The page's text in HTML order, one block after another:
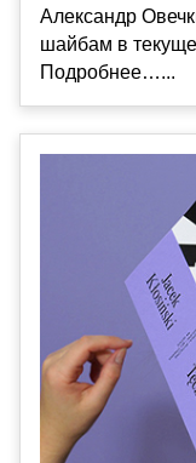
Александр
шайбам в
Подробнее…...